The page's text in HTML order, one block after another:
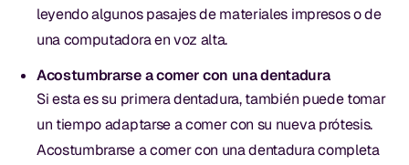
leyendo algunos pasajes de materiales impresos o de
una computadora en voz alta.
Acostumbrarse a comer con una dentadura
Si esta es su primera dentadura, también puede tomar
un tiempo adaptarse a comer con su nueva prótesis.
Acostumbrarse a comer con una dentadura completa